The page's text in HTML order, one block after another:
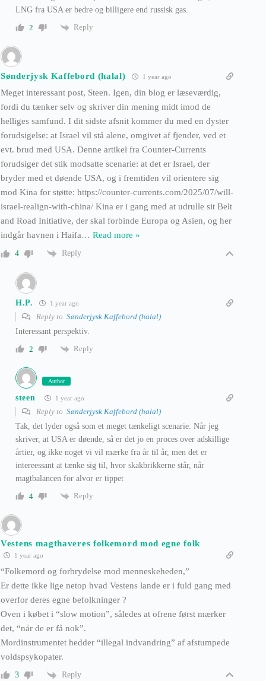
LNG fra USA er bedre og billigere end russisk gas.
2
Reply
Sønderjysk Kaffebord (halal) 1 year ago
Meget interessant post, Steen. Igen, din blog er læseværdig,
fordi du tænker selv og skriver din mening midt imod de
helliges samfund. I dit sidste afsnit kommer du med en dyster
forudsigelse: at Israel vil stå alene, omgivet af fjender, ved et
evt. brud med USA. Denne artikel fra Counter-Currents
forudsiger det stik modsatte scenarie: at det er Israel, der
bryder med et døende USA, og i fremtiden vil orientere sig
mod Kina for støtte: https://counter-currents.com/2025/07/will-
israel-realign-with-china/ Kina er i gang med at udrulle sit Belt
and Road Initiative, der skal forbinde Europa og Asien, og her
indgår havnen i Haifa… Read more »
4 Reply
H.P. 1 year ago
Reply to Sønderjysk Kaffebord (halal)
Interessant perspektiv.
2
Reply
Author
steen 1 year ago
Reply to Sønderjysk Kaffebord (halal)
Tak, det lyder også som et meget tænkeligt scenarie. Når jeg
skriver, at USA er døende, så er det jo en proces over adskillige
årtier, og ikke noget vi vil mærke fra år til år, men det er
intereessant at tænke sig til, hvor skakbrikkerne står, når
magtbalancen for alvor er tippet
4
Reply
Vestens magthaveres folkemord mod egne folk
1 year ago
“Folkemord og forbrydelse mod menneskeheden,”
Er dette ikke lige netop hvad Vestens lande er i fuld gang med
overfor deres egne befolkninger ?
Oven i købet i “slow motion”, således at ofrene først mærker
det, “når de er få nok”.
Mordinstrumentet hedder “illegal indvandring” af afstumpede
voldspsykopater.
3 Reply